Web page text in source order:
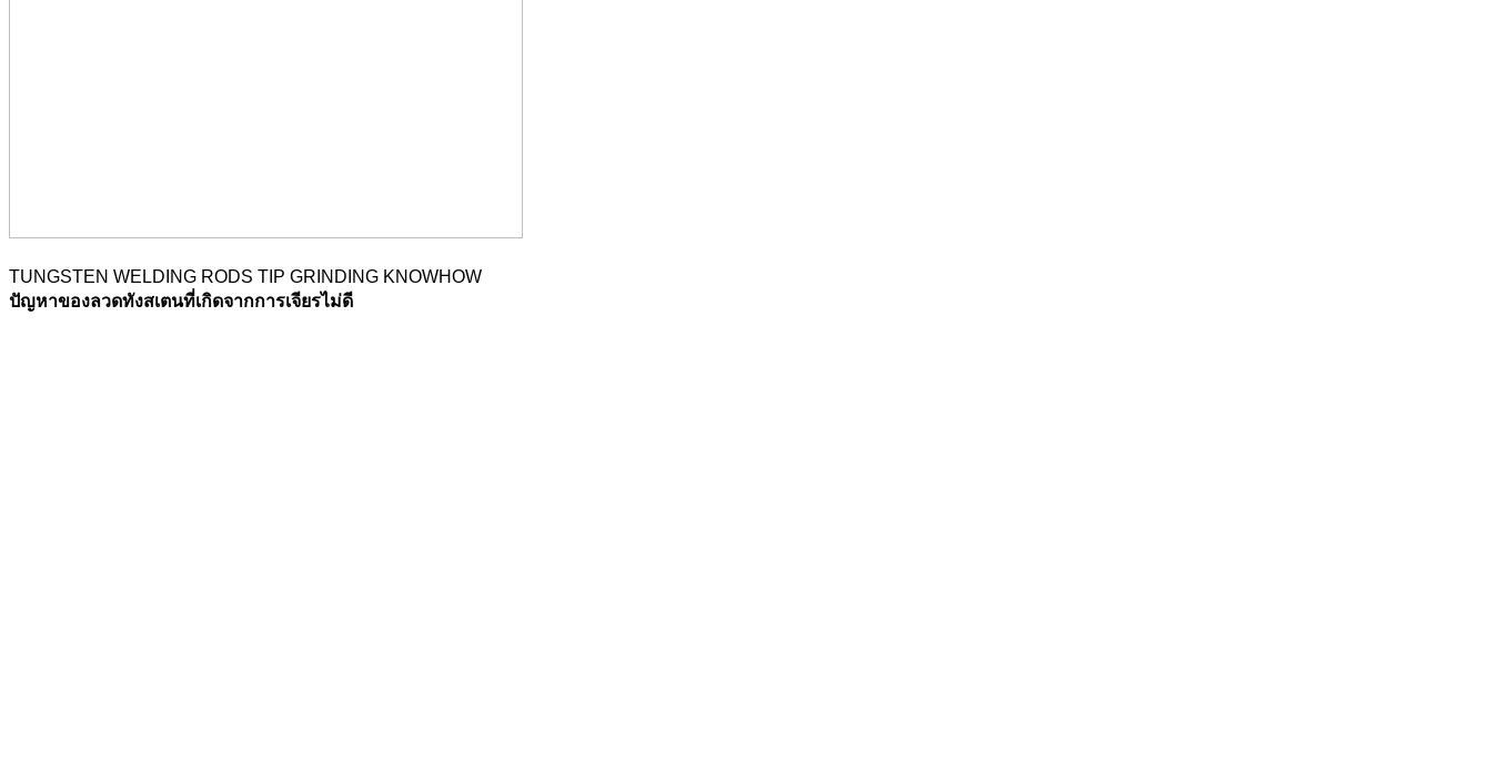
TUNGSTEN WELDING RODS TIP GRINDING KNOWHOW
ปัญหาของลวดทังสเตนที่เกิดจากการเจียรไม่ดี